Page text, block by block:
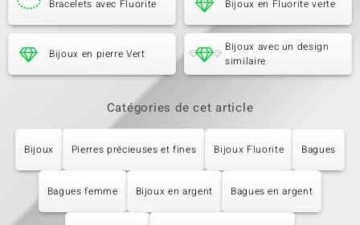
Bracelets avec Fluorite Bijoux en Fluorite verte
Bijoux en pierre Vert
Bijoux avec un design
similaire
Catégories de cet article
Bijoux Pierres précieuses et fines Bijoux Fluorite Bagues
Bagues femme Bijoux en argent Bagues en argent